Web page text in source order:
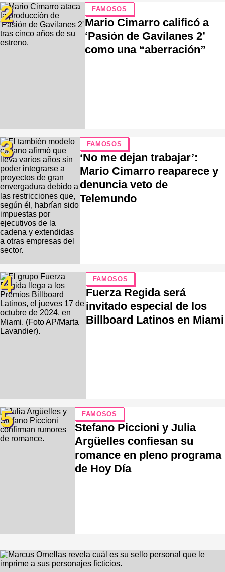
2 FAMOSOS
Mario Cimarro calificó a
‘Pasión de Gavilanes 2’
como una “aberración”
3 FAMOSOS
‘No me dejan trabajar’:
Mario Cimarro reaparece y
denuncia veto de
Telemundo
4 FAMOSOS
Fuerza Regida será
invitado especial de los
Billboard Latinos en Miami
5 FAMOSOS
Stefano Piccioni y Julia
Argüelles confiesan su
romance en pleno programa
de Hoy Día